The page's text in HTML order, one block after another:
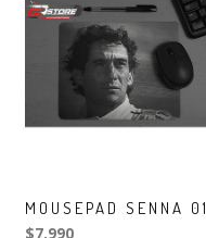
MOUSEPAD SENNA 01
$7.990